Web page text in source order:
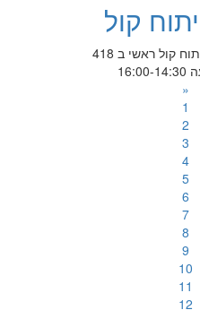
קול
קול ראשי ב 418
«
1
2
3
4
5
6
7
8
9
10
11
12